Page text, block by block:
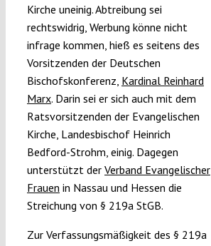
Kirche uneinig. Abtreibung sei
rechtswidrig, Werbung könne nicht
infrage kommen, hieß es seitens des
Vorsitzenden der Deutschen
Bischofskonferenz, Kardinal Reinhard
Marx. Darin sei er sich auch mit dem
Ratsvorsitzenden der Evangelischen
Kirche, Landesbischof Heinrich
Bedford-Strohm, einig. Dagegen
unterstützt der Verband Evangelischer
Frauen in Nassau und Hessen die
Streichung von § 219a StGB.
Zur Verfassungsmäßigkeit des § 219a